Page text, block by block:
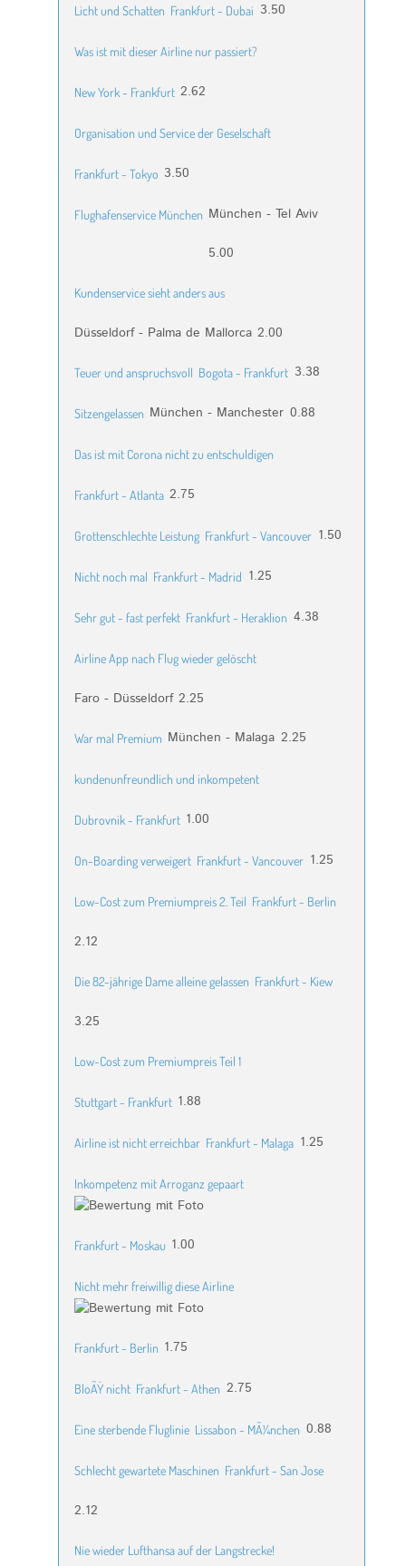
Licht und Schatten Frankfurt - Dubai 3.50
Was ist mit dieser Airline nur passiert?
New York - Frankfurt 2.62
Organisation und Service der Geselschaft
Frankfurt - Tokyo 3.50
Flughafenservice München München - Tel Aviv
5.00
Kundenservice sieht anders aus
Düsseldorf - Palma de Mallorca 2.00
Teuer und anspruchsvoll Bogota - Frankfurt 3.38
Sitzengelassen München - Manchester 0.88
Das ist mit Corona nicht zu entschuldigen
Frankfurt - Atlanta 2.75
Grottenschlechte Leistung Frankfurt - Vancouver 1.50
Nicht noch mal Frankfurt - Madrid 1.25
Sehr gut - fast perfekt Frankfurt - Heraklion 4.38
Airline App nach Flug wieder gelöscht
Faro - Düsseldorf 2.25
War mal Premium München - Malaga 2.25
kundenunfreundlich und inkompetent
Dubrovnik - Frankfurt 1.00
On-Boarding verweigert Frankfurt - Vancouver 1.25
Low-Cost zum Premiumpreis 2. Teil Frankfurt - Berlin
2.12
Die 82-jährige Dame alleine gelassen Frankfurt - Kiew
3.25
Low-Cost zum Premiumpreis Teil 1
Stuttgart - Frankfurt 1.88
Airline ist nicht erreichbar Frankfurt - Malaga 1.25
Inkompetenz mit Arroganz gepaart
Frankfurt - Moskau 1.00
Nicht mehr freiwillig diese Airline
Frankfurt - Berlin 1.75
BloÃŸ nicht Frankfurt - Athen 2.75
Eine sterbende Fluglinie Lissabon - MÃ¼nchen 0.88
Schlecht gewartete Maschinen Frankfurt - San Jose
2.12
Nie wieder Lufthansa auf der Langstrecke!